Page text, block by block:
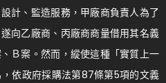
計、監造服務，甲廠商負責人為了
向乙廠商、丙廠商商量借用其名義
Ｂ案。然而，縱使這種「實質上一
依政府採購法第87條第5項的文義